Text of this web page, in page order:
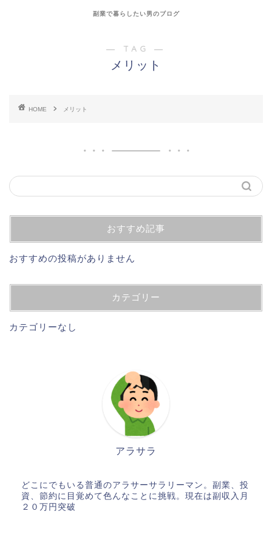
副業で暮らしたい男のブログ
― TAG ―
メリット
HOME メリット
おすすめ記事
おすすめの投稿がありません
カテゴリー
カテゴリーなし
アラサラ
どこにでもいる普通のアラサーサラリーマン。副業、投
資、節約に目覚めて色んなことに挑戦。現在は副収入月
２０万円突破